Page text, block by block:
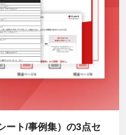
ート/事例集）の3点セ